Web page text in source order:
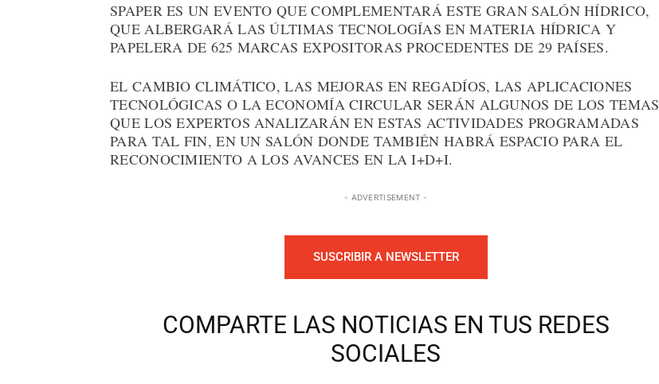
SPAPER ES UN EVENTO QUE COMPLEMENTARÁ ESTE GRAN SALÓN HÍDRICO,
QUE ALBERGARÁ LAS ÚLTIMAS TECNOLOGÍAS EN MATERIA HÍDRICA Y
PAPELERA DE 625 MARCAS EXPOSITORAS PROCEDENTES DE 29 PAÍSES.
EL CAMBIO CLIMÁTICO, LAS MEJORAS EN REGADÍOS, LAS APLICACIONES
TECNOLÓGICAS O LA ECONOMÍA CIRCULAR SERÁN ALGUNOS DE LOS TEMAS
QUE LOS EXPERTOS ANALIZARÁN EN ESTAS ACTIVIDADES PROGRAMADAS
PARA TAL FIN, EN UN SALÓN DONDE TAMBIÉN HABRÁ ESPACIO PARA EL
RECONOCIMIENTO A LOS AVANCES EN LA I+D+I.
- ADVERTISEMENT -
SUSCRIBIR A NEWSLETTER
COMPARTE LAS NOTICIAS EN TUS REDES
SOCIALES